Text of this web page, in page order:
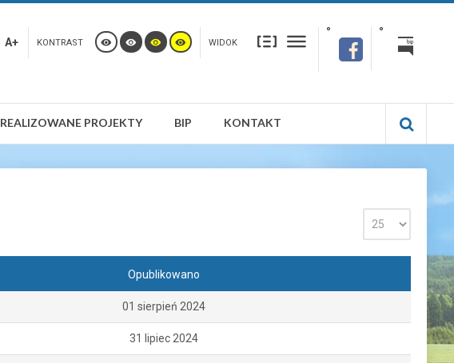
A+ KONTRAST WIDOK
REALIZOWANE PROJEKTY BIP KONTAKT
Opublikowano
01 sierpień 2024
31 lipiec 2024